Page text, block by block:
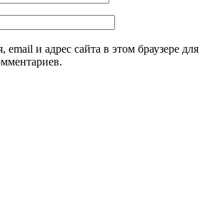
и адрес сайта в этом браузере для